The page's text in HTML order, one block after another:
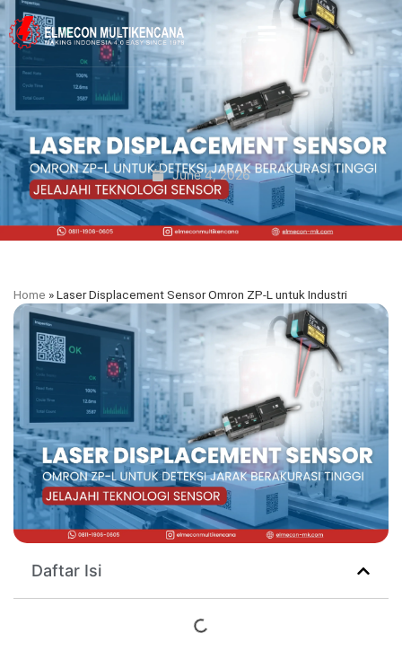
June 4, 2026
Home »Laser Displacement Sensor Omron ZP-L untuk Industri
Daftar Isi